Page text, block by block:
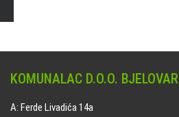
KOMUNALAC D.O.O. BJELOVAR
A: Ferde Livadića 14a